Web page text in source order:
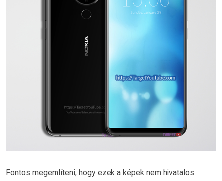
Fontos megemlíteni, hogy ezek a képek nem hivatalos